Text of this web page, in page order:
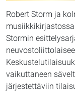
Robert Storm ja
Stormin
vaikuttaneen
järjestettäviin